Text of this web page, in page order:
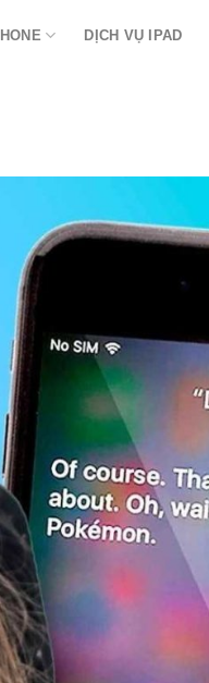
DỊCH VỤ IPAD